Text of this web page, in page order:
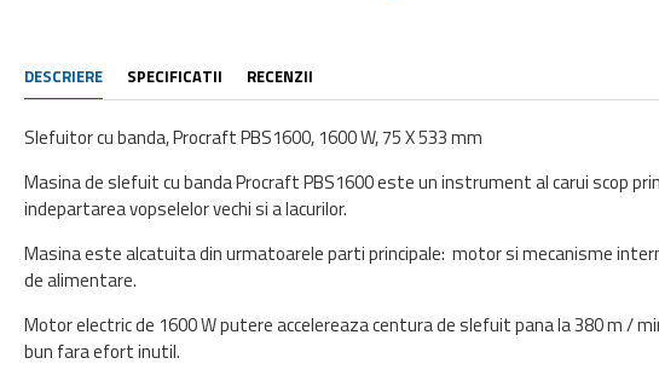
DESCRIERE SPECIFICATII RECENZII
Slefuitor cu banda, Procraft PBS1600, 1600 W, 75 X 533 mm
Masina de slefuit cu banda Procraft PBS1600 este un instrument al carui scop
indepartarea vopselelor vechi si a lacurilor.
Masina este alcatuita din urmatoarele parti principale: motor si mecanisme
de alimentare.
Motor electric de 1600 W putere accelereaza centura de slefuit pana la 380 m /
bun fara efort inutil.